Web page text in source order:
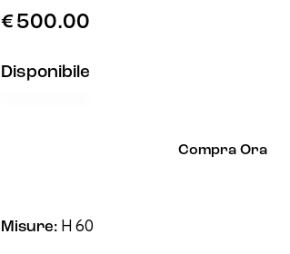
€500.00
Disponibile
Compra Ora
Misure: H 60